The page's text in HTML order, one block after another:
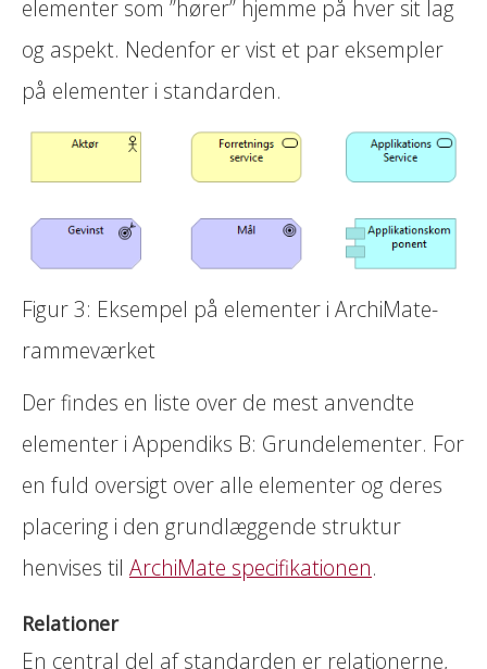
elementer som ”hører” hjemme på hver sit lag
og aspekt. Nedenfor er vist et par eksempler
på elementer i standarden.
Figur 3: Eksempel på elementer i ArchiMate-
rammeværket
Der findes en liste over de mest anvendte
elementer i Appendiks B: Grundelementer. For
en fuld oversigt over alle elementer og deres
placering i den grundlæggende struktur
henvises til ArchiMate specifikationen.
Relationer
En central del af standarden er relationerne,